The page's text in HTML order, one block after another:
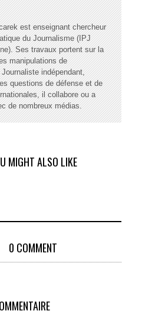
est enseignant chercheur
du Journalisme (IPJ
Ses travaux portent sur la
manipulations de
indépendant,
questions de défense et de
il collabore ou a
de nombreux médias.
MIGHT ALSO LIKE
0 COMMENT